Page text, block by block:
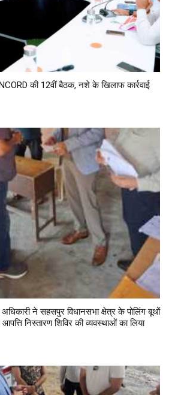
की 12वीं बैठक, नशे के खिलाफ कार्रवाई
अधिकारी ने सहसपुर विधानसभा क्षेत्र के पोलिंग बूथों
निस्तारण शिविर की व्यवस्थाओं का लिया